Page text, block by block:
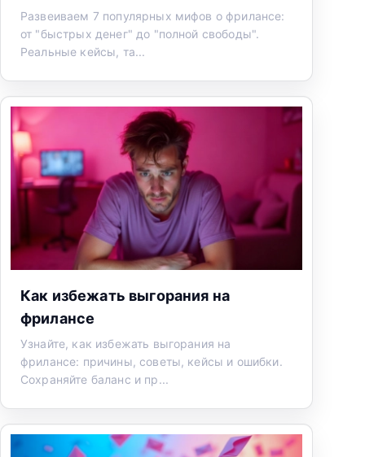
Развеиваем 7 популярных мифов о фрилансе:
от "быстрых денег" до "полной свободы".
Реальные кейсы, та...
Как избежать выгорания на
фрилансе
Узнайте, как избежать выгорания на
фрилансе: причины, советы, кейсы и ошибки.
Сохраняйте баланс и пр...